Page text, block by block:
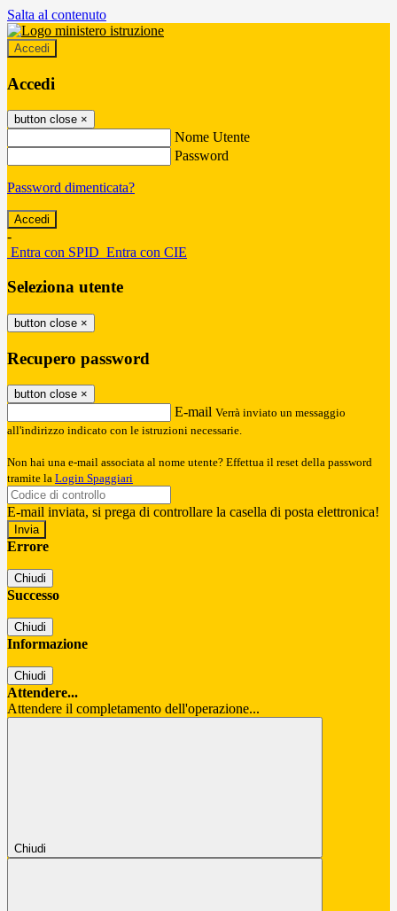
Salta al contenuto
Accedi
Accedi
button close ×
Nome Utente
Password
Password dimenticata?
-
Entra con SPID Entra con CIE
Seleziona utente
button close ×
Recupero password
button close ×
E-mail Verrà inviato un messaggio
all'indirizzo indicato con le istruzioni necessarie.
Non hai una e-mail associata al nome utente? Effettua il reset della password
tramite la Login Spaggiari
E-mail inviata, si prega di controllare la casella di posta elettronica!
Errore
Chiudi
Successo
Chiudi
Informazione
Chiudi
Attendere...
Attendere il completamento dell'operazione...
Chiudi